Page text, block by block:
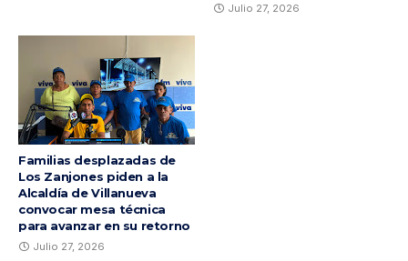
Julio 27, 2026
Familias desplazadas de
Los Zanjones piden a la
Alcaldía de Villanueva
convocar mesa técnica
para avanzar en su retorno
Julio 27, 2026